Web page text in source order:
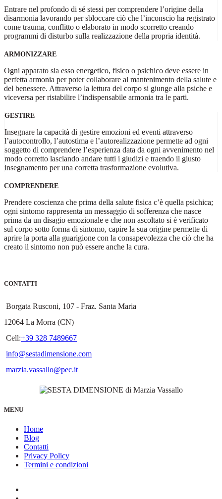
Entrare nel profondo di sé stessi per comprendere l’origine della
disarmonia lavorando per sbloccare ciò che l’inconscio ha registrato
come trauma, conflitto o elaborato in modo scorretto creando
programmi di disturbo sulla realizzazione della propria identità.
ARMONIZZARE
Ogni apparato sia esso energetico, fisico o psichico deve essere in
perfetta armonia per poter collaborare al mantenimento della salute e
del benessere. Attraverso la lettura del corpo si giunge alla psiche e
viceversa per ristabilire l’indispensabile armonia tra le parti.
GESTIRE
Insegnare la capacità di gestire emozioni ed eventi attraverso
l’autocontrollo, l’autostima e l’autorealizzazione permette ad ogni
soggetto di comprendere l’esperienza data da ogni avvenimento nel
modo corretto lasciando andare tutti i giudizi e traendo il giusto
insegnamento per una corretta trasformazione evolutiva.
COMPRENDERE
Prendere coscienza che prima della salute fisica c’è quella psichica;
ogni sintomo rappresenta un messaggio di sofferenza che nasce
prima da un disagio emozionale e che non ascoltato si è verificato
sul corpo sotto forma di sintomo, capire la sua origine permette di
aprire la porta alla guarigione con la consapevolezza che ciò che ha
creato il sintomo non può essere anche la cura.
CONTATTI
Borgata Rusconi, 107 - Fraz. Santa Maria
12064 La Morra (CN)
Cell:+39 328 7489667
info@sestadimensione.com
marzia.vassallo@pec.it
MENU
Home
Blog
Contatti
Privacy Policy
Termini e condizioni